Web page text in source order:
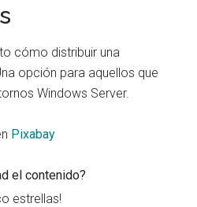
cómo distribuir una
opción para aquellos que
Windows Server.
Pixabay
el contenido?
estrellas!